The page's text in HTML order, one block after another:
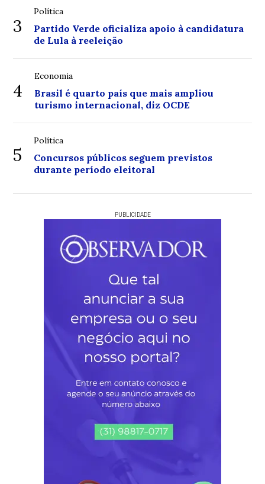
3
Política
Partido Verde oficializa apoio à candidatura
de Lula à reeleição
4
Economia
Brasil é quarto país que mais ampliou
turismo internacional, diz OCDE
5
Política
Concursos públicos seguem previstos
durante período eleitoral
PUBLICIDADE